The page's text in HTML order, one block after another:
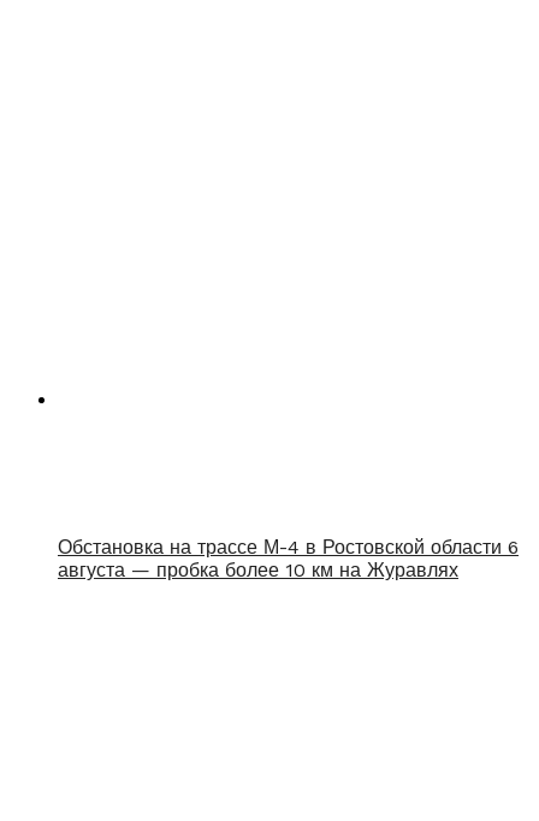
Обстановка на трассе М-4 в Ростовской области 6
августа — пробка более 10 км на Журавлях